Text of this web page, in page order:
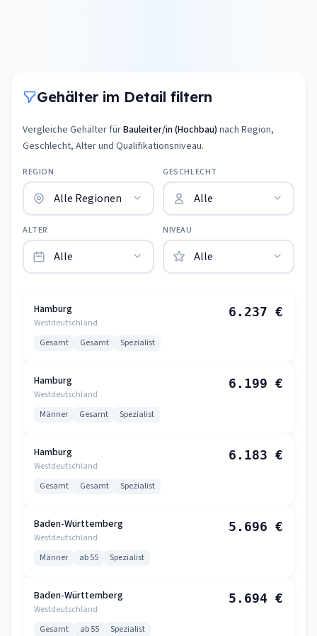
Gehälter im Detail filtern
Vergleiche Gehälter fürBauleiter/in (Hochbau) nach Region,
Geschlecht, Alter und Qualifikationsniveau.
REGION GESCHLECHT
ALTER NIVEAU
Hamburg
Westdeutschland
6.237 €
Gesamt Gesamt Spezialist
Hamburg
Westdeutschland
6.199 €
Männer Gesamt Spezialist
Hamburg
Westdeutschland
6.183 €
Gesamt Gesamt Spezialist
Baden-Württemberg
Westdeutschland
5.696 €
Männer ab 55 Spezialist
Baden-Württemberg
Westdeutschland
5.694 €
Gesamt ab 55 Spezialist